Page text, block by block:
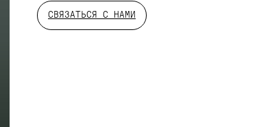
СВЯЗАТЬСЯ С НАМИ